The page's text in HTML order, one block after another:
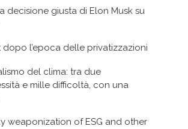
decisione giusta di Elon Musk su
dopo l’epoca delle privatizzazioni
del clima: tra due
e mille difficoltà, con una
weaponization of ESG and other